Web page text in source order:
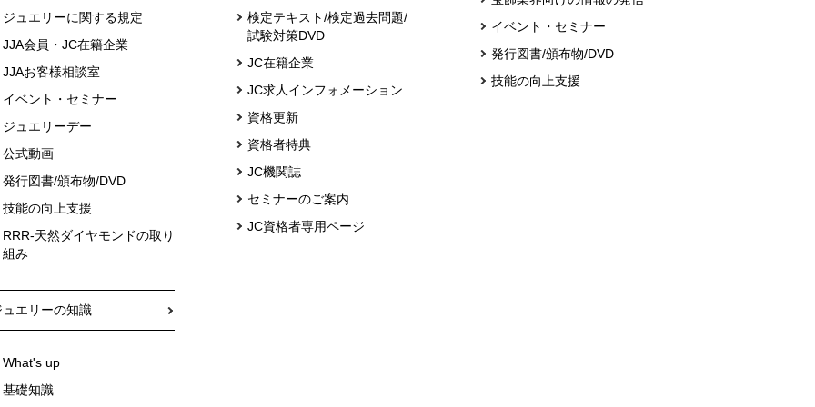
ジュエリーに関する規定
JJA会員・JC在籍企業
JJAお客様相談室
イベント・セミナー
ジュエリーデー
公式動画
発行図書/頒布物/DVD
技能の向上支援
RRR-天然ダイヤモンドの取り
組み
ュエリーの知識
What's up
基礎知識
検定テキスト/検定過去問題/
試験対策DVD
JC在籍企業
JC求人インフォメーション
資格更新
資格者特典
JC機関誌
セミナーのご案内
JC資格者専用ページ
イベント・セミナー
発行図書/頒布物/DVD
技能の向上支援